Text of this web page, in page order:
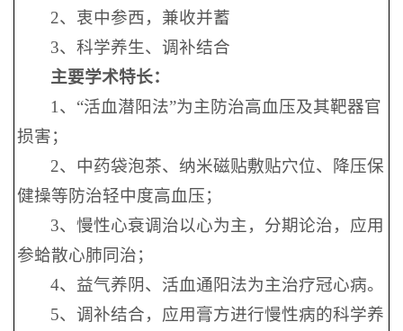
2、衷中参西，兼收并蓄
3、科学养生、调补结合
主要学术特长：
1、“活血潜阳法”为主防治高血压及其靶器官
损害；
2、中药袋泡茶、纳米磁贴敷贴穴位、降压保
健操等防治轻中度高血压；
3、慢性心衰调治以心为主，分期论治，应用
参蛤散心肺同治；
4、益气养阴、活血通阳法为主治疗冠心病。
5、调补结合，应用膏方进行慢性病的科学养